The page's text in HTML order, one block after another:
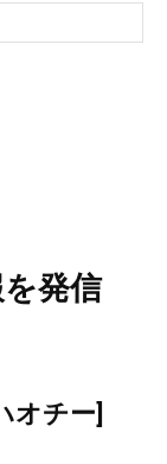
発信
オチー]